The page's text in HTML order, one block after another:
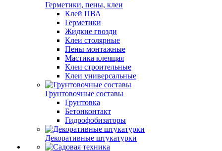
Герметики, пены, клеи
Клей ПВА
Герметики
Жидкие гвозди
Клеи столярные
Пены монтажные
Мастика клеящая
Клеи строительные
Клеи универсальные
Грунтовочные составы
Грунтовка
Бетонконтакт
Гидрофобизаторы
Декоративные штукатурки